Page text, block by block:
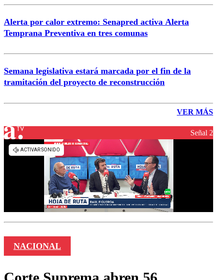
Alerta por calor extremo: Senapred activa Alerta
Temprana Preventiva en tres comunas
Semana legislativa estará marcada por el fin de la
tramitación del proyecto de reconstrucción
VER MÁS
Señal 2
NACIONAL